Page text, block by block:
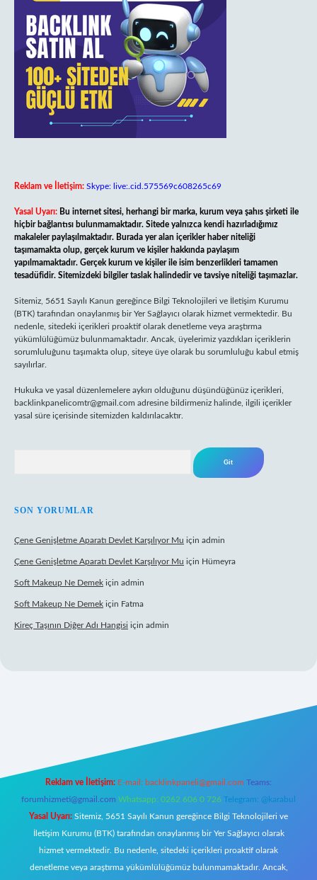
Reklam ve İletişim: Skype: live:.cid.575569c608265c69
Yasal Uyarı: Bu internet sitesi, herhangi bir marka, kurum veya şahıs şirketi ile
hiçbir bağlantısı bulunmamaktadır. Sitede yalnızca kendi hazırladığımız
makaleler paylaşılmaktadır. Burada yer alan içerikler haber niteliği
taşımamakta olup, gerçek kurum ve kişiler hakkında paylaşım
yapılmamaktadır. Gerçek kurum ve kişiler ile isim benzerlikleri tamamen
tesadüfidir. Sitemizdeki bilgiler taslak halindedir ve tavsiye niteliği taşımazlar.
Sitemiz, 5651 Sayılı Kanun gereğince Bilgi Teknolojileri ve İletişim Kurumu
(BTK) tarafından onaylanmış bir Yer Sağlayıcı olarak hizmet vermektedir. Bu
nedenle, sitedeki içerikleri proaktif olarak denetleme veya araştırma
yükümlülüğümüz bulunmamaktadır. Ancak, üyelerimiz yazdıkları içeriklerin
sorumluluğunu taşımakta olup, siteye üye olarak bu sorumluluğu kabul etmiş
sayılırlar.
Hukuka ve yasal düzenlemelere aykırı olduğunu düşündüğünüz içerikleri,
backlinkpanelicomtr@gmail.com adresine bildirmeniz halinde, ilgili içerikler
yasal süre içerisinde sitemizden kaldırılacaktır.
SON YORUMLAR
Çene Genişletme Aparatı Devlet Karşılıyor Mu için admin
Çene Genişletme Aparatı Devlet Karşılıyor Mu için Hümeyra
Soft Makeup Ne Demek için admin
Soft Makeup Ne Demek için Fatma
Kireç Taşının Diğer Adı Hangisi için admin
Reklam ve İletişim: E-mail: backlinkpaneli@gmail.com Teams:
forumhizmeti@gmail.com Whatsapp: 0262 606 0 726 Telegram: @karabul
Yasal Uyarı: Sitemiz, 5651 Sayılı Kanun gereğince Bilgi Teknolojileri ve
İletişim Kurumu (BTK) tarafından onaylanmış bir Yer Sağlayıcı olarak
hizmet vermektedir. Bu nedenle, sitedeki içerikleri proaktif olarak
denetleme veya araştırma yükümlülüğümüz bulunmamaktadır. Ancak,